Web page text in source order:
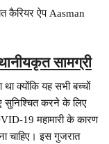
कैरियर ऐप Aasman
सामग्री
क्योंकि यह सभी बच्चों
सुनिश्चित करने के लिए
19 महामारी के कारण
चाहिए। इस गुजरात